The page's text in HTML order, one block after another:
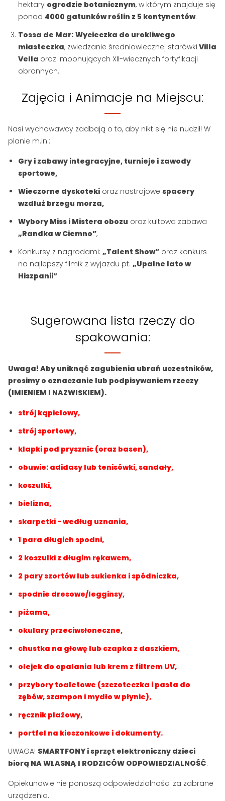
hektary ogrodzie botanicznym, w którym znajduje się
ponad 4000 gatunków roślin z 5 kontynentów.
Tossa de Mar: Wycieczka do urokliwego
miasteczka, zwiedzanie średniowiecznej starówki Villa
Vella oraz imponujących XII-wiecznych fortyfikacji
obronnych.
Zajęcia i Animacje na Miejscu:
Nasi wychowawcy zadbają o to, aby nikt się nie nudził! W
planie m.in.:
Gry i zabawy integracyjne, turnieje i zawody
sportowe,
Wieczorne dyskoteki oraz nastrojowe spacery
wzdłuż brzegu morza,
Wybory Miss i Mistera obozu oraz kultowa zabawa
„Randka w Ciemno”,
Konkursy z nagrodami: „Talent Show” oraz konkurs
na najlepszy filmik z wyjazdu pt. „Upalne lato w
Hiszpanii”.
Sugerowana lista rzeczy do
spakowania:
Uwaga! Aby uniknąć zagubienia ubrań uczestników,
prosimy o oznaczanie lub podpisywaniem rzeczy
(IMIENIEM I NAZWISKIEM).
strój kąpielowy,
strój sportowy,
klapki pod prysznic (oraz basen),
obuwie: adidasy lub tenisówki, sandały,
koszulki,
bielizna,
skarpetki - według uznania,
1 para długich spodni,
2 koszulki z długim rękawem,
2 pary szortów lub sukienka i spódniczka,
spodnie dresowe/legginsy,
piżama,
okulary przeciwsłoneczne,
chustka na głowę lub czapka z daszkiem,
olejek do opalania lub krem z filtrem UV,
przybory toaletowe (szczoteczka i pasta do
zębów, szampon i mydło w płynie),
ręcznik plażowy,
portfel na kieszonkowe i dokumenty.
UWAGA! SMARTFONY i sprzęt elektroniczny dzieci
biorą NA WŁASNĄ I RODZICÓW ODPOWIEDZIALNOŚĆ.
Opiekunowie nie ponoszą odpowiedzialności za zabrane
urządzenia.